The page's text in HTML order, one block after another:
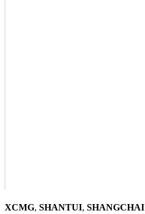
XCMG, SHANTUI, SHANGCHAI